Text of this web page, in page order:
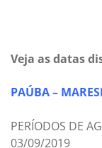
Veja as datas
PAÚBA –
PERÍODOS DE
03/09/2019